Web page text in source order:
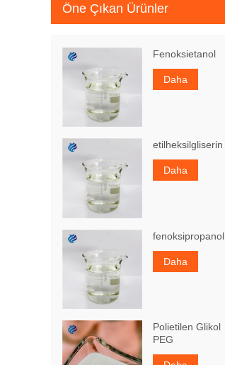
Öne Çıkan Ürünler
Fenoksietanol
Daha
etilheksilgliserin
Daha
fenoksipropanol
Daha
Polietilen Glikol
PEG